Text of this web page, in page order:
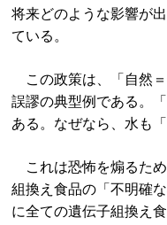
将来どのような影響が
ている。
この政策は、「自然
誤謬の典型例である。
ある。なぜなら、水も
これは恐怖を煽るた
組換え食品の「不明確
に全ての遺伝子組換え